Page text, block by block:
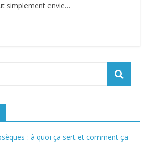
simplement envie…
: à quoi ça sert et comment ça